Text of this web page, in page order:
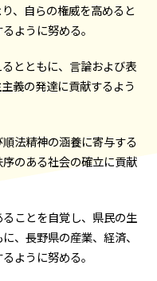
、自らの権威を高めると
ように努める。
とともに、言論および表
義の発達に貢献するよう
法精神の涵養に寄与する
のある社会の確立に貢献
ことを自覚し、県民の生
、長野県の産業、経済、
ように努める。